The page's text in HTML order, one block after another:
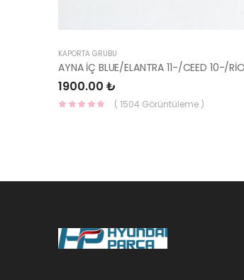
KAPORTA GRUBU
1900.00 ₺
( 1504 Görüntüleme )